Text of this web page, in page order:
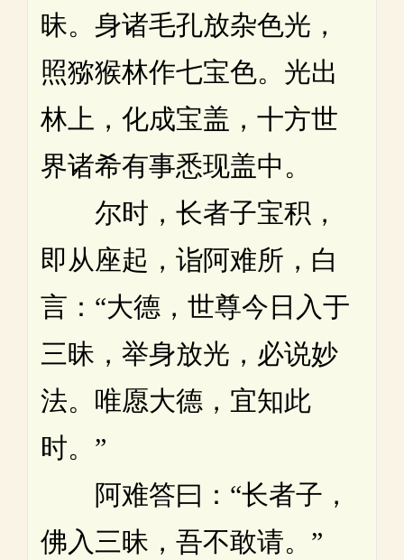
昧。身诸毛孔放杂色光，
照猕猴林作七宝色。光出
林上，化成宝盖，十方世
界诸希有事悉现盖中。
尔时，长者子宝积，
即从座起，诣阿难所，白
言：“大德，世尊今日入于
三昧，举身放光，必说妙
法。唯愿大德，宜知此
时。”
阿难答曰：“长者子，
佛入三昧，吾不敢请。”